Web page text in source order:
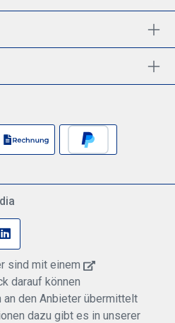
sind mit einem
darauf können
den Anbieter übermittelt
dazu gibt es in unserer